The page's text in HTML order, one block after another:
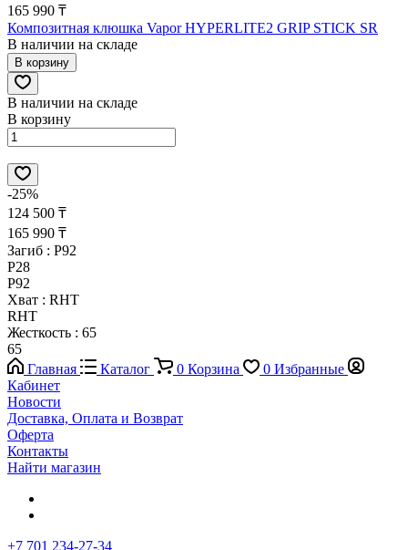
165 990 ₸
Композитная клюшка Vapor HYPERLITE2 GRIP STICK SR
В наличии на складе
В корзину
В наличии на складе
В корзину
-25%
124 500 ₸
165 990 ₸
Загиб : P92
P28
P92
Хват : RHT
RHT
Жесткость : 65
65
Главная
Каталог 0 Корзина 0 Избранные
Кабинет
Новости
Доставка, Оплата и Возврат
Оферта
Контакты
Найти магазин
+7 701 234-27-34